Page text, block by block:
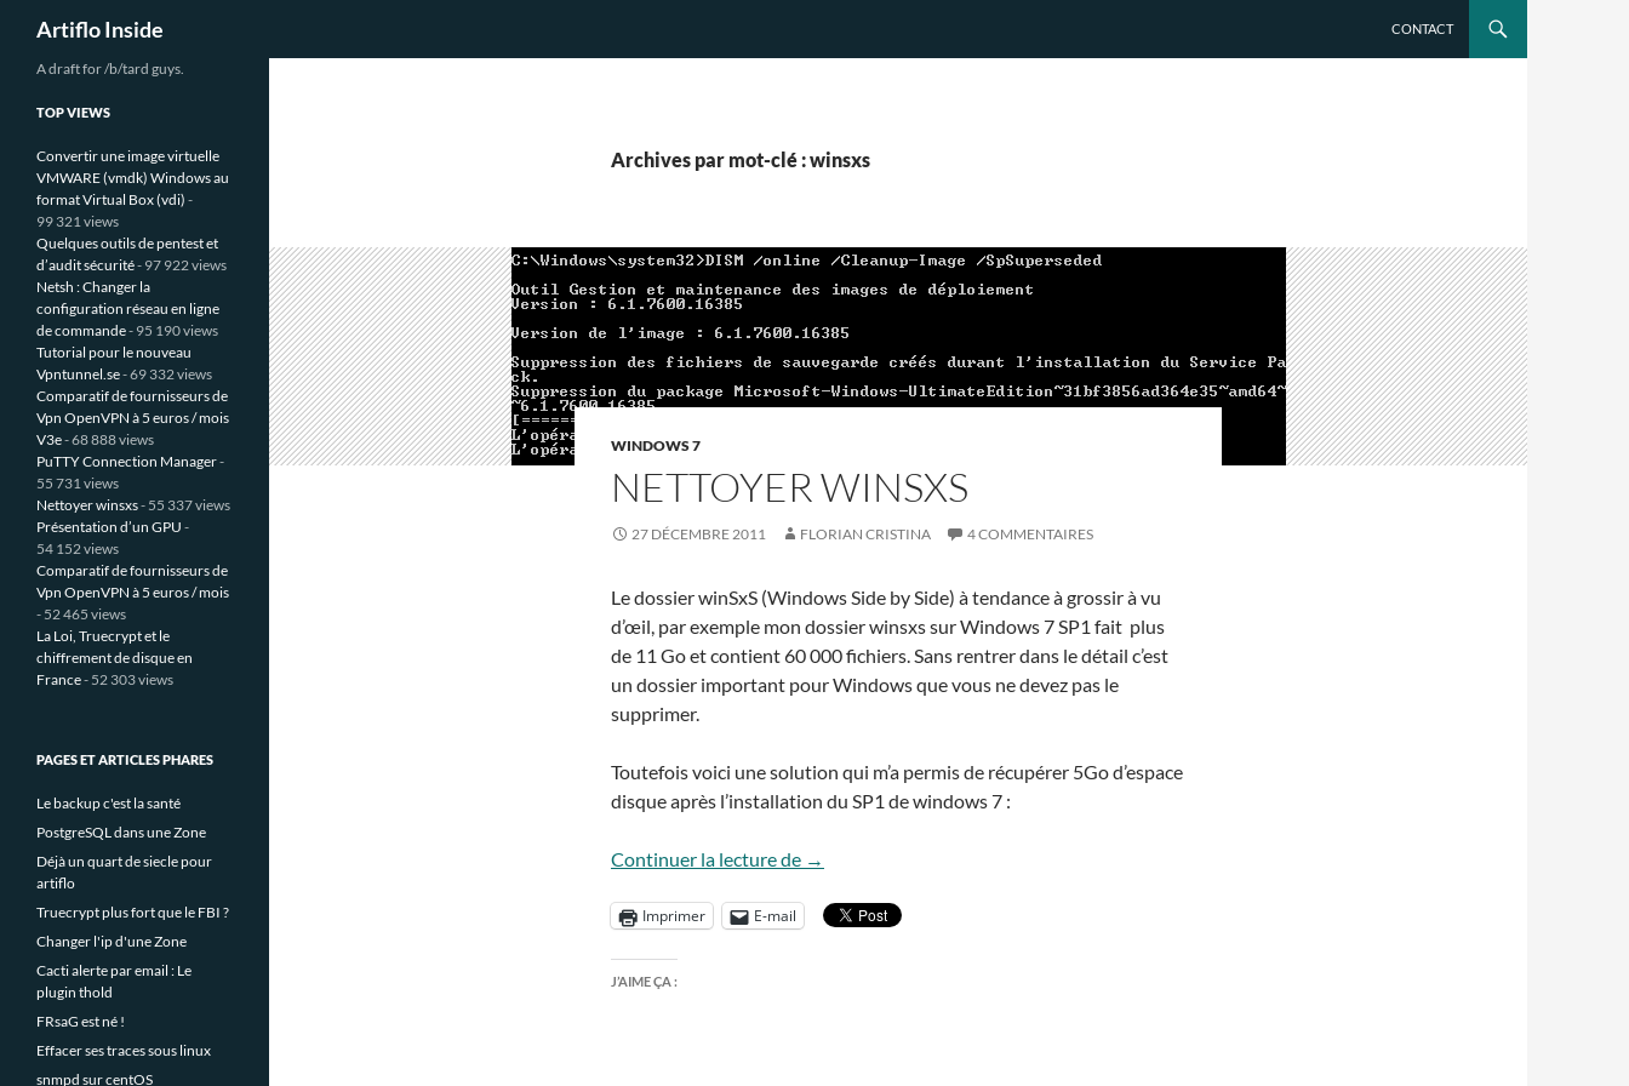
Aller
Artiflo Inside CONTACT
Archives par mot-clé : winsxs
WINDOWS 7
NETTOYER WINSXS
27 DÉCEMBRE 2011 FLORIAN CRISTINA 4 COMMENTAIRES
Le dossier winSxS (Windows Side by Side) à tendance à grossir à vu
d’œil, par exemple mon dossier winsxs sur Windows 7 SP1 fait plus
de 11 Go et contient 60 000 fichiers. Sans rentrer dans le détail c’est
un dossier important pour Windows que vous ne devez pas le
supprimer.
Toutefois voici une solution qui m’a permis de récupérer 5Go d’espace
disque après l’installation du SP1 de windows 7 :
Continuer la lecture de Nettoyer winsxs
→
Imprimer E-mail
J’AIME ÇA :
A draft for /b/tard guys.
TOP VIEWS
Convertir une image virtuelle
VMWARE (vmdk) Windows au
format Virtual Box (vdi) -
99 321 views
Quelques outils de pentest et
d’audit sécurité- 97 922 views
Netsh : Changer la
configuration réseau en ligne
de commande- 95 190 views
Tutorial pour le nouveau
Vpntunnel.se- 69 332 views
Comparatif de fournisseurs de
Vpn OpenVPN à 5 euros / mois
V3e- 68 888 views
PuTTY Connection Manager-
55 731 views
Nettoyer winsxs- 55 337 views
Présentation d’un GPU -
54 152 views
Comparatif de fournisseurs de
Vpn OpenVPN à 5 euros / mois
- 52 465 views
La Loi, Truecrypt et le
chiffrement de disque en
France- 52 303 views
PAGES ET ARTICLES PHARES
Le backup c'est la santé
PostgreSQL dans une Zone
Déjà un quart de siecle pour
artiflo
Truecrypt plus fort que le FBI ?
Changer l'ip d'une Zone
Cacti alerte par email : Le
plugin thold
FRsaG est né !
Effacer ses traces sous linux
snmpd sur centOS